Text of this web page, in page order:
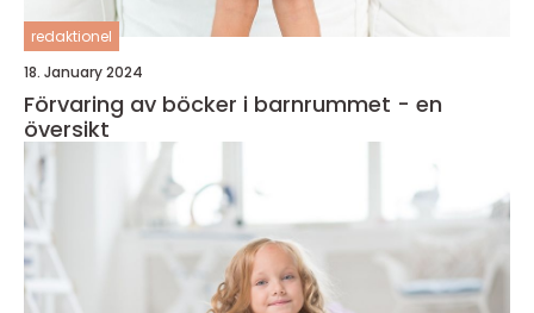
redaktionel
18. January 2024
Förvaring av böcker i barnrummet - en
översikt